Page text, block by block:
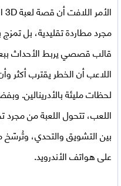
الأمر اللافت أن قصةلعبة Zombie Roadkill 3D مهكرة
مجرد مطاردة تقليدية، بل
قالب قصصي يربط الأحداث
اللاعب أن الخطر يقترب أكثر
لحظات مليئة بالأدرينالين.
اللعب، تتحول اللعبة من مجرد
بين التشويق والتحدي،
على هواتف الأندرويد.